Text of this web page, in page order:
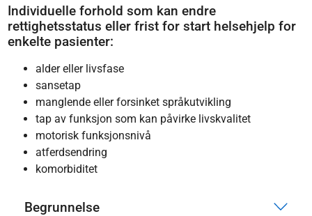
Individuelle forhold som kan endre
rettighetsstatus eller frist for start helsehjelp for
enkelte pasienter:
alder eller livsfase
sansetap
manglende eller forsinket språkutvikling
tap av funksjon som kan påvirke livskvalitet
motorisk funksjonsnivå
atferdsendring
komorbiditet
Begrunnelse